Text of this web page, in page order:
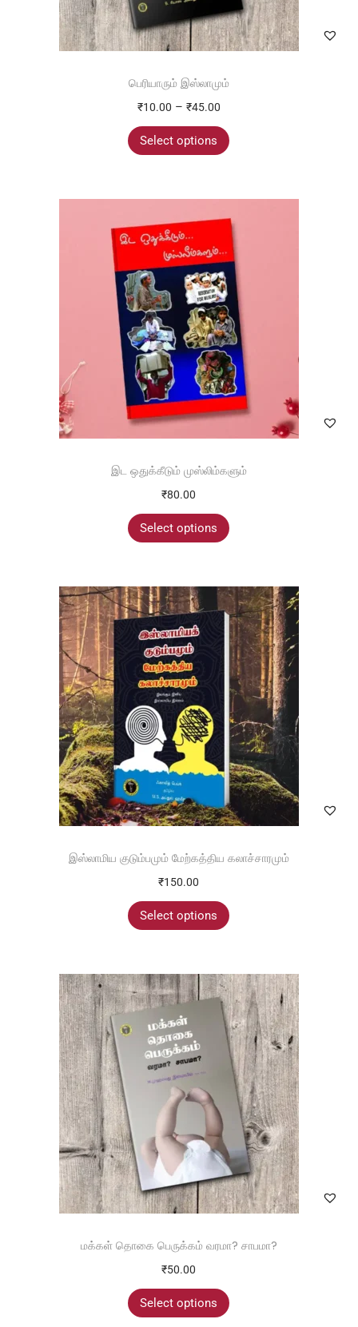
பெரியாரும் இஸ்லாமும்
₹10.00 – ₹45.00
Select options
இட ஒதுக்கீடும் முஸ்லிம்களும்
₹80.00
Select options
இஸ்லாமிய குடும்பமும் மேற்கத்திய கலாச்சாரமும்
₹150.00
Select options
மக்கள் தொகை பெருக்கம் வரமா? சாபமா?
₹50.00
Select options